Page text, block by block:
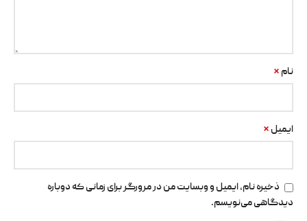
نام *
ایمیل *
ذخیره نام، ایمیل و وبسایت من در مرورگر برای زمانی که دوباره
دیدگاهی می‌نویسم.